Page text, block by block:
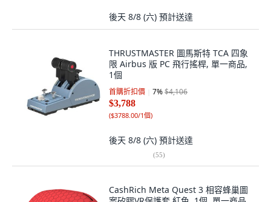
後天 8/8 (六) 預計送達
THRUSTMASTER 圖馬斯特 TCA 四象
限 Airbus 版 PC 飛行搖桿, 單一商品,
1個
首購折扣價 7%$4,106
$3,788
($3788.00/1個)
後天 8/8 (六) 預計送達
(55)
CashRich Meta Quest 3 相容蜂巢圖